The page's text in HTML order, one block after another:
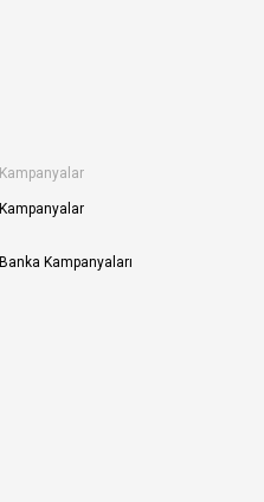
Kampanyalar
Kampanyalar
Banka Kampanyaları